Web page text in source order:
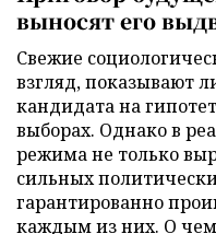
выносят его
Свежие
взгляд, показывают
кандидата на
выборах. Однако в
режима не только
сильных
гарантированно
каждым из них. О